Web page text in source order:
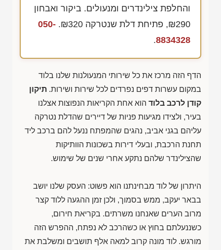
והחלפת צילינדרים ומנעולים. ביקור ואבחון
₪290, פתיחת דלת שנטרקה ₪320
.
050-
8834328
.
הדף הזה מרכז את כל שירותי המנעולנות שלנו בלוד
במקום עשרות דפים נפרדים לכל שירות ושירות. תיקון
קודן לרכב בלוד הוא אחת הקריאות הנפוצות אצלנו
בעיר, ולצידו מגיעות פניות של דיירים שהדלת נטרקה
עליהם בגני אביב, נהגים שהמפתח ננעל להם ברכב ליד
תחנת הרכבת, ובעלי דירות בשכונות הוותיקות
שהצילינדר שלהם נתקע אחרי שנים של שימוש.
היתרון של לוד מבחינתנו הוא פשוט: העסק שלנו יושב
בבאר יעקב, ממש בסמוך, ולכן זמן ההגעה ללוד קצר
מרוב הערים שאנחנו משרתים. בקריאת חירום,
כשננעלתם בחוץ או כשהרכב לא נפתח, ההפרש הזה
מורגש. לוד מונה קרוב למאה אלף תושבים ומשלבת את